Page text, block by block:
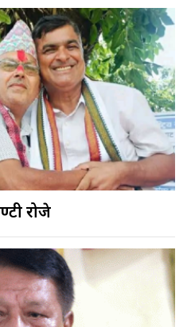
रोजे